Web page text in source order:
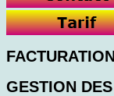
GESTION